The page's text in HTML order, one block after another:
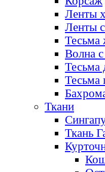
Ленты
Ленты
Тесьма
Волна
Тесьма
Тесьма
Ткани
Ткань